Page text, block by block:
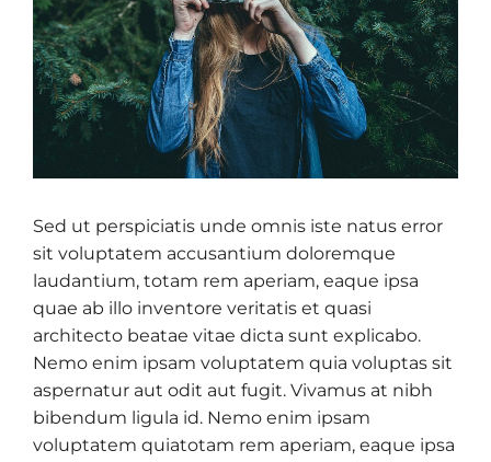
Sed ut perspiciatis unde omnis iste natus error
sit voluptatem accusantium doloremque
laudantium, totam rem aperiam, eaque ipsa
quae ab illo inventore veritatis et quasi
architecto beatae vitae dicta sunt explicabo.
Nemo enim ipsam voluptatem quia voluptas sit
aspernatur aut odit aut fugit. Vivamus at nibh
bibendum ligula id. Nemo enim ipsam
voluptatem quiatotam rem aperiam, eaque ipsa